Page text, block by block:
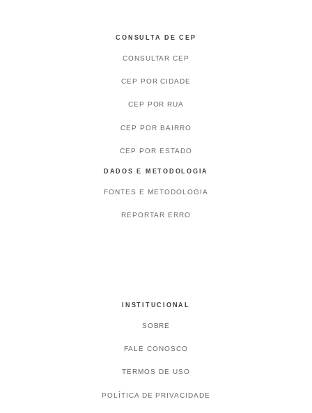
CONSULTA DE CEP
CONSULTAR CEP
CEP POR CIDADE
CEP POR RUA
CEP POR BAIRRO
CEP POR ESTADO
DADOS E METODOLOGIA
FONTES E METODOLOGIA
REPORTAR ERRO
INSTITUCIONAL
SOBRE
FALE CONOSCO
TERMOS DE USO
POLÍTICA DE PRIVACIDADE